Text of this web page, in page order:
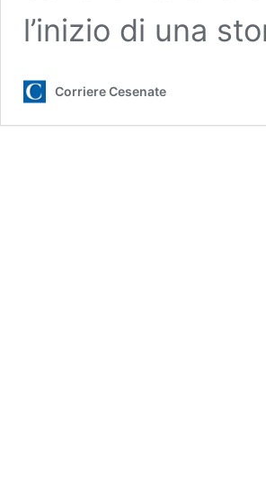
l’inizio di una
Corriere Cesenate